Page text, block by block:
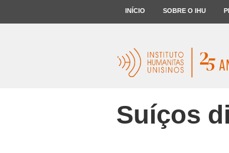
INÍCIO SOBRE O IHU
Suíços